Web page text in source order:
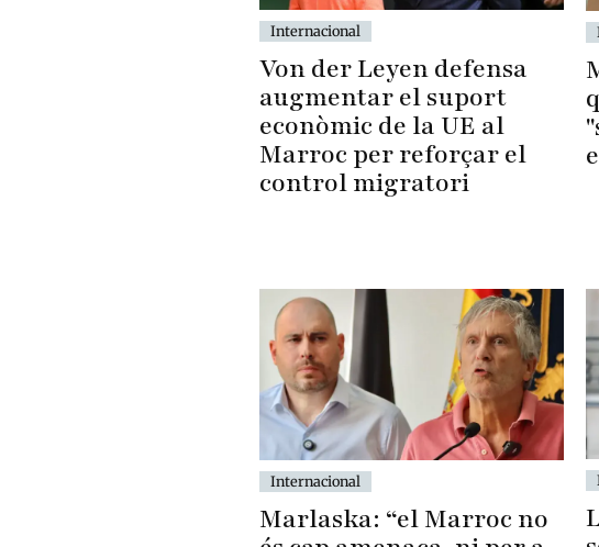
Internacional
Von der Leyen defensa
augmentar el suport
econòmic de la UE al
Marroc per reforçar el
control migratori
Internacional
Marlaska: “el Marroc no